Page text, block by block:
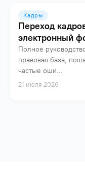
Кадры
Переход
электронный
Полное
правовая база,
частые оши...
21 июля 2026